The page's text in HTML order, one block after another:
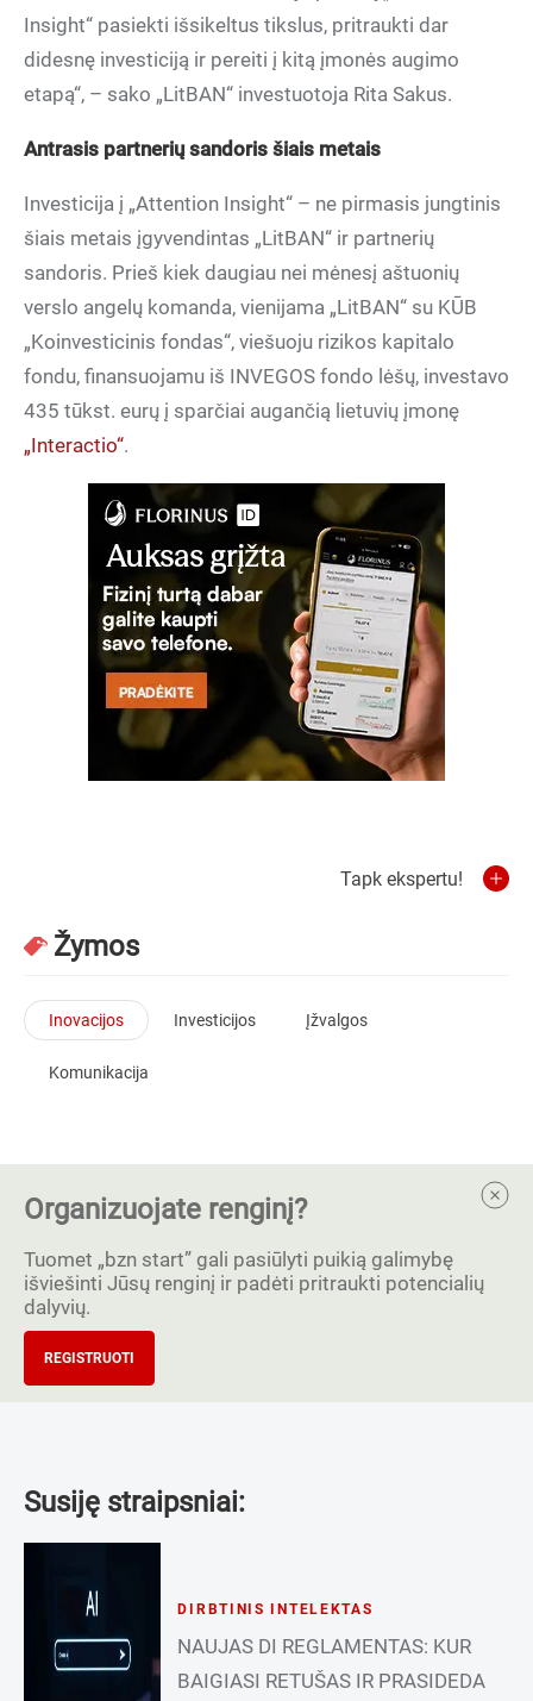
Insight“ pasiekti išsikeltus tikslus, pritraukti dar
didesnę investiciją ir pereiti į kitą įmonės augimo
etapą“, – sako „LitBAN“ investuotoja Rita Sakus.
Antrasis partnerių sandoris šiais metais
Investicija į „Attention Insight“ – ne pirmasis jungtinis
šiais metais įgyvendintas „LitBAN“ ir partnerių
sandoris. Prieš kiek daugiau nei mėnesį aštuonių
verslo angelų komanda, vienijama „LitBAN“ su KŪB
„Koinvesticinis fondas“, viešuoju rizikos kapitalo
fondu, finansuojamu iš INVEGOS fondo lėšų, investavo
435 tūkst. eurų į sparčiai augančią lietuvių įmonę
„Interactio“.
Tapk ekspertu!
Žymos
Inovacijos Investicijos Įžvalgos
Komunikacija
Organizuojate renginį?
Tuomet „bzn start” gali pasiūlyti puikią galimybę
išviešinti Jūsų renginį ir padėti pritraukti potencialių
dalyvių.
REGISTRUOTI
Susiję straipsniai:
DIRBTINIS INTELEKTAS
NAUJAS DI REGLAMENTAS: KUR
BAIGIASI RETUŠAS IR PRASIDEDA